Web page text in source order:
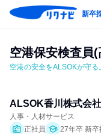
新卒
空港保安検査員
空港の安全をALSOKが守
ALSOK香川株式会社
人事・人材サービス
正社員
27年卒 新卒